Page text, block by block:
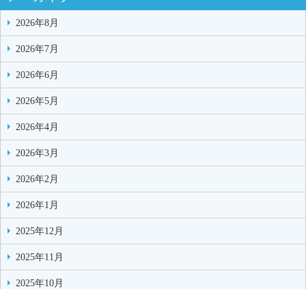
2026年8月
2026年7月
2026年6月
2026年5月
2026年4月
2026年3月
2026年2月
2026年1月
2025年12月
2025年11月
2025年10月